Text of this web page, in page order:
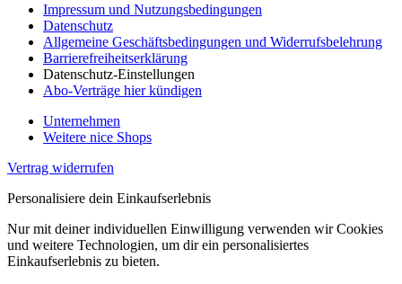
Impressum und Nutzungsbedingungen
Datenschutz
Allgemeine Geschäftsbedingungen und Widerrufsbelehrung
Barrierefreiheitserklärung
Datenschutz-Einstellungen
Abo-Verträge hier kündigen
Unternehmen
Weitere nice Shops
Vertrag widerrufen
Personalisiere dein Einkaufserlebnis
Nur mit deiner individuellen Einwilligung verwenden wir Cookies
und weitere Technologien, um dir ein personalisiertes
Einkaufserlebnis zu bieten.